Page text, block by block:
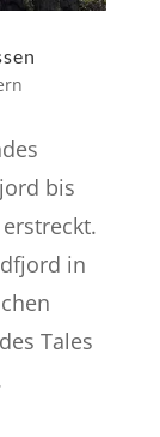
bis
in
Tales